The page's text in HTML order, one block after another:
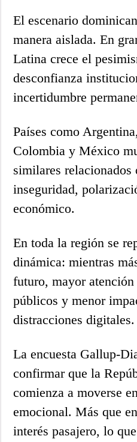
El escenario
manera aislada. En
Latina crece el
desconfianza
incertidumbre
Países como
Colombia y México
similares
inseguridad,
económico.
En toda la región se
dinámica: mientras
futuro, mayor
públicos y menor
distracciones digitales.
La encuesta Gallup-
confirmar que la
comienza a moverse
emocional. Más que
interés pasajero, lo